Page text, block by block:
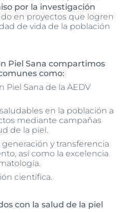
por la investigación
en proyectos que logren
de vida de la población
Piel Sana compartimos
como:
Piel Sana de la AEDV
en la población a
mediante campañas
de la piel.
generación y transferencia
así como la excelencia
científica.
con la salud de la piel